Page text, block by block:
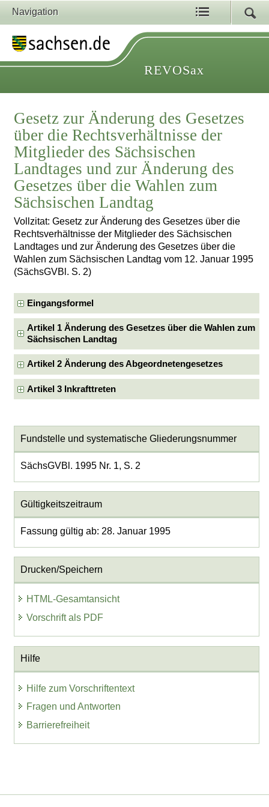
Navigation
REVOSax
Gesetz zur Änderung des Gesetzes
über die Rechtsverhältnisse der
Mitglieder des Sächsischen
Landtages und zur Änderung des
Gesetzes über die Wahlen zum
Sächsischen Landtag
Vollzitat: Gesetz zur Änderung des Gesetzes über die
Rechtsverhältnisse der Mitglieder des Sächsischen
Landtages und zur Änderung des Gesetzes über die
Wahlen zum Sächsischen Landtag vom 12. Januar 1995
(SächsGVBl. S. 2)
Eingangsformel
Artikel 1 Änderung des Gesetzes über die Wahlen zum
Sächsischen Landtag
Artikel 2 Änderung des Abgeordnetengesetzes
Artikel 3 Inkrafttreten
Fundstelle und systematische Gliederungsnummer
SächsGVBl. 1995 Nr. 1, S. 2
Gültigkeitszeitraum
Fassung gültig ab: 28. Januar 1995
Drucken/Speichern
HTML-Gesamtansicht
Vorschrift als PDF
Hilfe
Hilfe zum Vorschriftentext
Fragen und Antworten
Barrierefreiheit